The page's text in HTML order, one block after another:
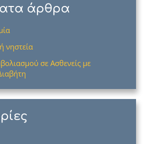
άρθρα
νηστεία
σε Ασθενείς με